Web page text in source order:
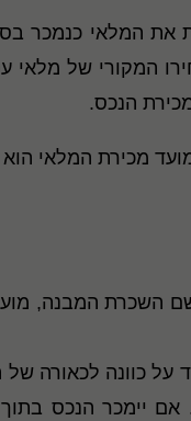
המקורי של מלאי
מכירת המלאי
השכרת המבנה,
על כוונה לכאורה
אם יימכר הנכס